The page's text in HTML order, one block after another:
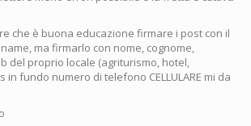
che è buona educazione firmare i post con il
ma firmarlo con nome, cognome,
del proprio locale (agriturismo, hotel,
in fundo numero di telefono CELLULARE mi da